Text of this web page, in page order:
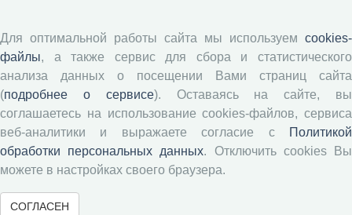
Проблемы развития территории
Вопросы территориального развития
Социальное пространство
Юный экономист
АгроЗооТехника
Для оптимальной работы сайта мы используем cookies-
файлы, а также сервис для сбора и статистического
анализа данных о посещении Вами страниц сайта
(подробнее о сервисе). Оставаясь на сайте, вы
соглашаетесь на использование cookies-файлов, сервиса
веб-аналитики и выражаете согласие с
Политикой
обработки персональных данных. Отключить cookies Вы
можете в настройках своего браузера.
СОГЛАСЕН